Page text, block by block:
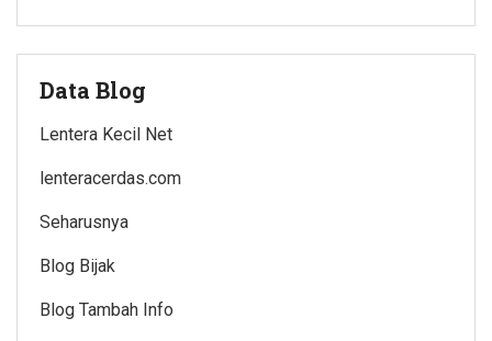
Data Blog
Lentera Kecil Net
lenteracerdas.com
Seharusnya
Blog Bijak
Blog Tambah Info